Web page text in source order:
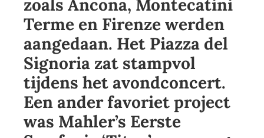
zoals Ancona, Montecatini
Terme en Firenze werden
aangedaan. Het Piazza del
Signoria zat stampvol
tijdens het avondconcert.
Een ander favoriet project
was Mahler’s Eerste